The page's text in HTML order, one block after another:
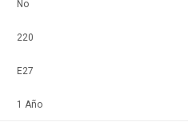
No
220
E27
1 Año